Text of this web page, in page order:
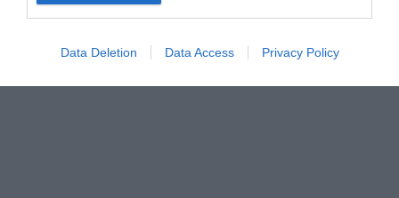
Data Deletion Data Access Privacy Policy